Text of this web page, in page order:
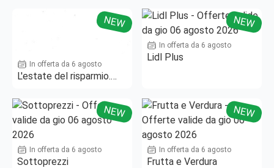
NEW
In offerta da 6 agosto
L'estate del risparmio.
NEW
In offerta da 6 agosto
Lidl Plus
NEW
In offerta da 6 agosto
Sottoprezzi
NEW
In offerta da 6 agosto
Frutta e Verdura